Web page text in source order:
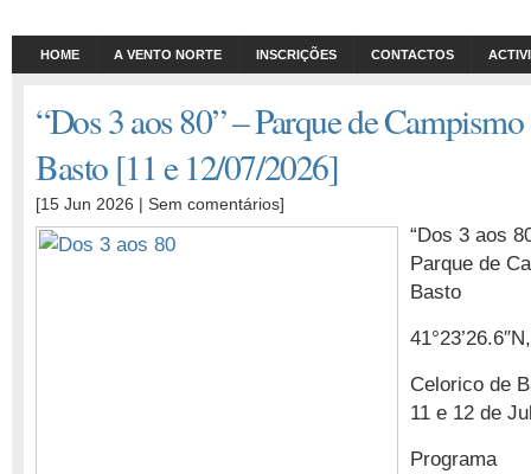
HOME A VENTO NORTE INSCRIÇÕES CONTACTOS
“Dos 3 aos 80” – Parque de
Basto [11 e 12/07/2026]
[15 Jun 2026 | Sem comentários]
“Dos 3 aos
Parque de
Basto
Celorico de
11 e 12 de
Programa